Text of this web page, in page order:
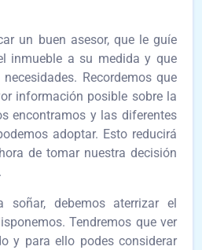
un buen asesor, que le guíe
inmueble a su medida y que
Recordemos que
información posible sobre la
encontramos y las diferentes
adoptar. Esto reducirá
de tomar nuestra decisión
soñar, debemos aterrizar el
Tendremos que ver
y para ello podes considerar